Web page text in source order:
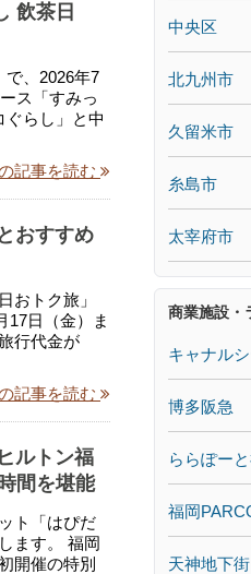
飲茶日
で、2026年7
ス「すみっ
ぐらし」と中
記事を読む
おすすめ
おトク旅」
17日（金）ま
行代金が
記事を読む
ルトン福
間を堪能
ト「はぴだ
ます。 福岡
開催の特別
中央区
北九州市
久留米市
糸島市
太宰府市
商業施設・
キャナル
博多阪急
ららぽー
福岡
天神地下街